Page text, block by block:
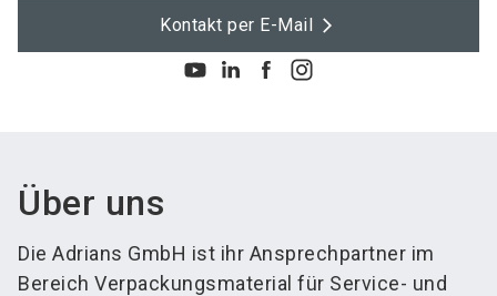
Kontakt per E-Mail
Über uns
Die Adrians GmbH ist ihr Ansprechpartner im
Bereich Verpackungsmaterial für Service- und